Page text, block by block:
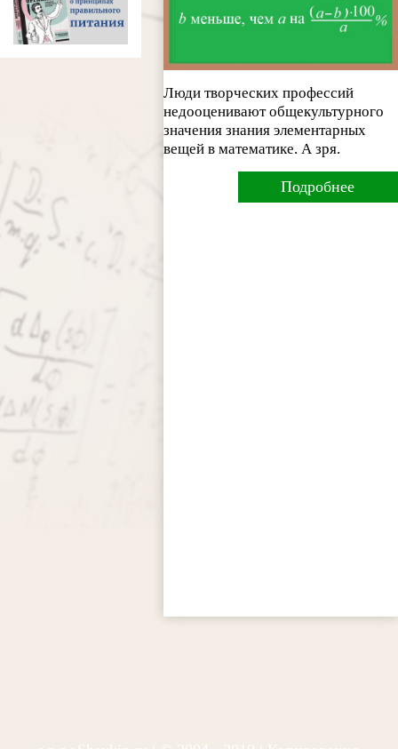
Люди творческих профессий
недооценивают общекультурного
значения знания элементарных
вещей в математике. А зря.
Подробнее